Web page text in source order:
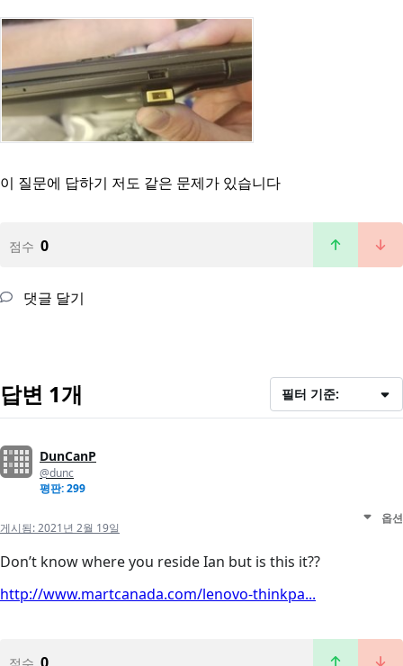
이 질문에 답하기 저도 같은 문제가 있습니다
점수 0
댓글 달기
답변 1개 필터 기준:
DunCanP
@dunc
평판: 299
게시됨:2021년 2월 19일
옵션
Don’t know where you reside Ian but is this it??
http://www.martcanada.com/lenovo-thinkpa...
점수